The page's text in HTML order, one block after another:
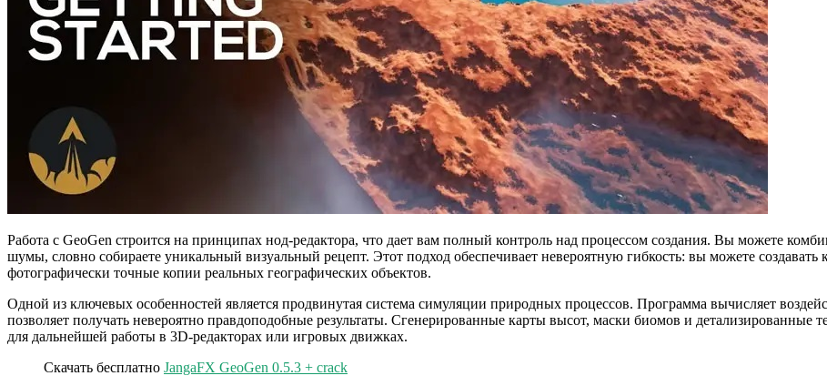
Работа с GeoGen строится на принципах нод-редактора, что дает вам полный контроль над процессом создания. Вы можете
шумы, словно собираете уникальный визуальный рецепт. Этот подход обеспечивает невероятную гибкость: вы можете
фотографически точные копии реальных географических объектов.
Одной из ключевых особенностей является продвинутая система симуляции природных процессов. Программа вычисляет
позволяет получать невероятно правдоподобные результаты. Сгенерированные карты высот, маски биомов и
для дальнейшей работы в 3D-редакторах или игровых движках.
Скачать бесплатно JangaFX GeoGen 0.5.3 + crack